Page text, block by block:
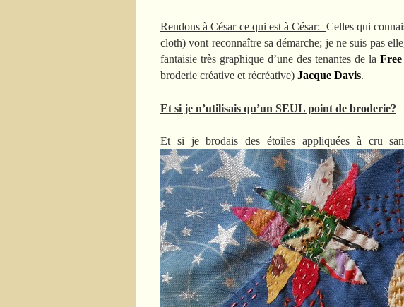
Rendons à César ce qui est à César: Celles qui
cloth) vont reconnaître sa démarche; je ne suis pas
fantaisie très graphique d’une des tenantes de la
broderie créative et récréative) Jacque Davis.
Et si je n’utilisais qu’un SEUL point de broderie?
Et si je brodais des étoiles appliquées à cru